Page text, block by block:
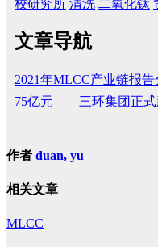
校研究所 清洗 二氧化钛
文章导航
2021年MLCC产业链报
75亿元——三环集团正式
作者 duan, yu
相关文章
MLCC